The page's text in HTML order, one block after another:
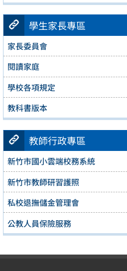
學生家長專區
家長委員會
閱讀家庭
學校各項規定
教科書版本
教師行政專區
新竹市國小雲端校務系統
新竹市教師研習護照
私校退撫儲金管理會
公教人員保險服務